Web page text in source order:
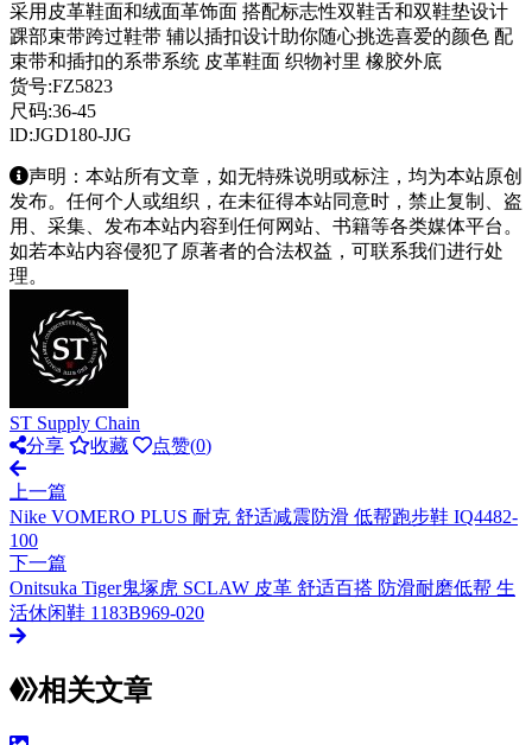
采用皮革鞋面和绒面革饰面 搭配标志性双鞋舌和双鞋垫设计
踝部束带跨过鞋带 辅以插扣设计助你随心挑选喜爱的颜色 配
束带和插扣的系带系统 皮革鞋面 织物衬里 橡胶外底
货号:FZ5823
尺码:36-45
lD:JGD180-JJG
声明：本站所有文章，如无特殊说明或标注，均为本站原创
发布。任何个人或组织，在未征得本站同意时，禁止复制、盗
用、采集、发布本站内容到任何网站、书籍等各类媒体平台。
如若本站内容侵犯了原著者的合法权益，可联系我们进行处
理。
ST Supply Chain
分享
收藏 点赞(0)
上一篇
Nike VOMERO PLUS 耐克 舒适减震防滑 低帮跑步鞋 IQ4482-
100
下一篇
Onitsuka Tiger鬼塚虎 SCLAW 皮革 舒适百搭 防滑耐磨低帮 生
活休闲鞋 1183B969-020
相关文章